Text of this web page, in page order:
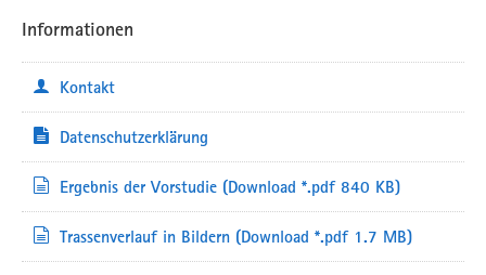
Informationen
Kontakt
Datenschutzerklärung
Ergebnis der Vorstudie (Download *.pdf 840 KB)
Trassenverlauf in Bildern (Download *.pdf 1.7 MB)